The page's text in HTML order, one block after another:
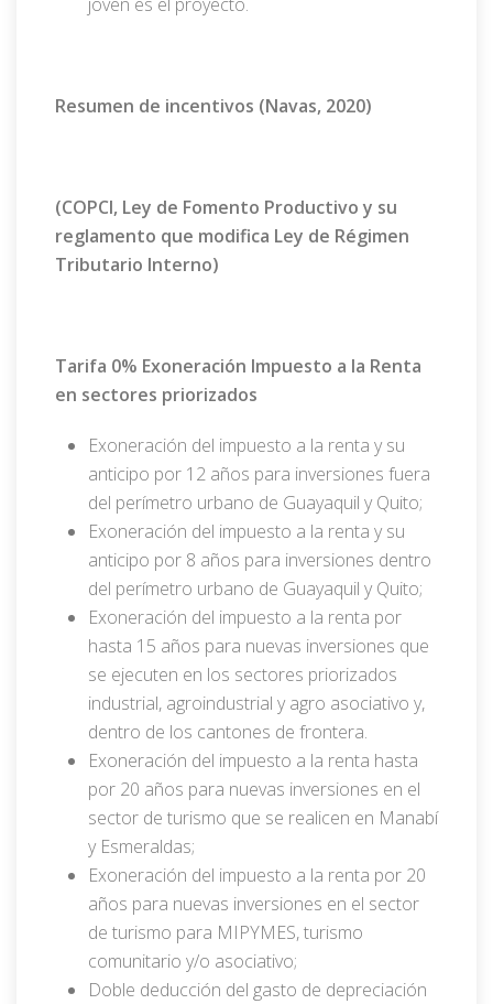
Resumen de incentivos (Navas, 2020)
(COPCI, Ley de Fomento Productivo y su
reglamento que modifica Ley de Régimen
Tributario Interno)
Tarifa 0% Exoneración Impuesto a la Renta
en sectores priorizados
Exoneración del impuesto a la renta y su
anticipo por 12 años para inversiones fuera
del perímetro urbano de Guayaquil y Quito;
Exoneración del impuesto a la renta y su
anticipo por 8 años para inversiones dentro
del perímetro urbano de Guayaquil y Quito;
Exoneración del impuesto a la renta por
hasta 15 años para nuevas inversiones que
se ejecuten en los sectores priorizados
industrial, agroindustrial y agro asociativo y,
dentro de los cantones de frontera.
Exoneración del impuesto a la renta hasta
por 20 años para nuevas inversiones en el
sector de turismo que se realicen en Manabí
y Esmeraldas;
Exoneración del impuesto a la renta por 20
años para nuevas inversiones en el sector
de turismo para MIPYMES, turismo
comunitario y/o asociativo;
Doble deducción del gasto de depreciación